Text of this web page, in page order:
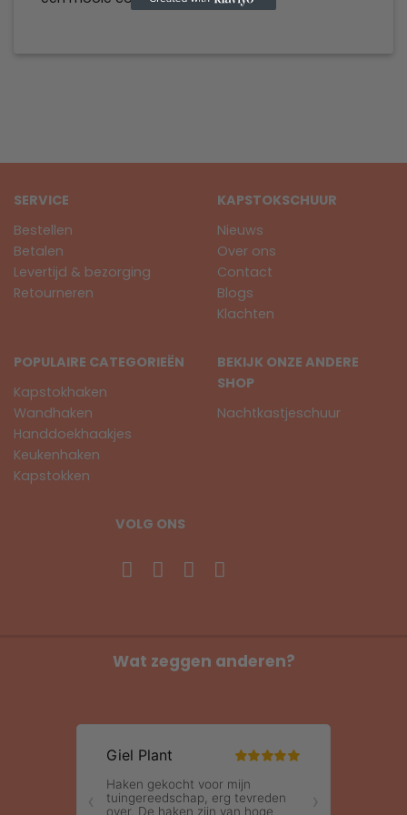
SERVICE
Bestellen
Betalen
Levertijd & bezorging
Retourneren
KAPSTOKSCHUUR
Nieuws
Over ons
Contact
Blogs
Klachten
POPULAIRE CATEGORIEËN
Kapstokhaken
Wandhaken
Handdoekhaakjes
Keukenhaken
Kapstokken
BEKIJK ONZE ANDERE
SHOP
Nachtkastjeschuur
VOLG ONS
Wat zeggen anderen?